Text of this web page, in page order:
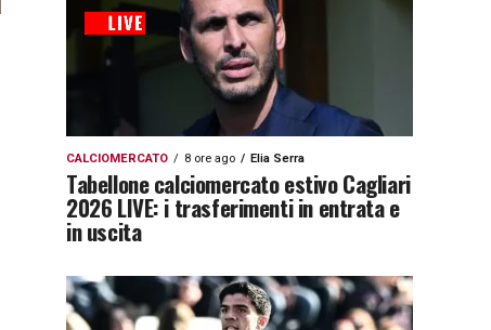
CALCIOMERCATO 8 ore ago Elia Serra
Tabellone calciomercato estivo Cagliari
2026 LIVE: i trasferimenti in entrata e
in uscita